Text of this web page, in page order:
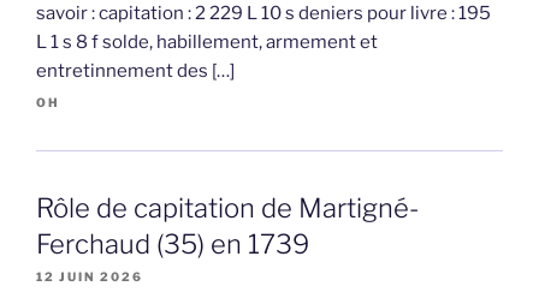
savoir : capitation : 2 229 L 10 s deniers pour livre : 195
L 1 s 8 f solde, habillement, armement et
entretinnement des […]
OH
Rôle de capitation de Martigné-
Ferchaud (35) en 1739
12 JUIN 2026